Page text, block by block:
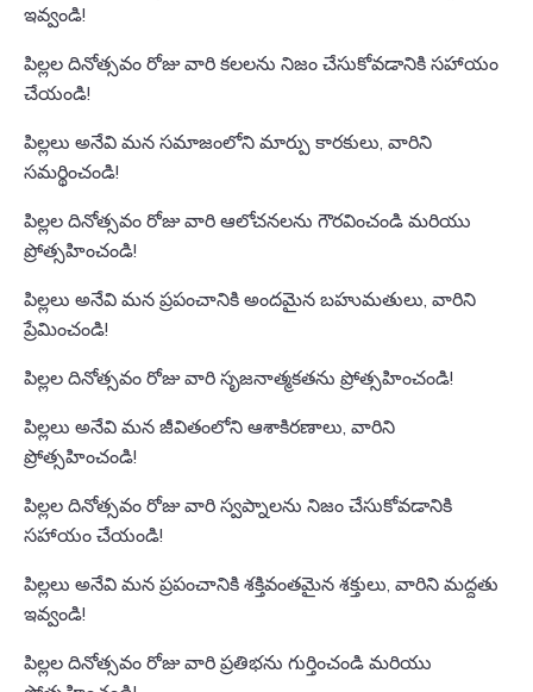
ఇవ్వండి!
పిల్లల దినోత్సవం రోజు వారి కలలను నిజం చేసుకోవడానికి సహాయం
చేయండి!
పిల్లలు అనేవి మన సమాజంలోని మార్పు కారకులు, వారిని
సమర్థించండి!
పిల్లల దినోత్సవం రోజు వారి ఆలోచనలను గౌరవించండి మరియు
ప్రోత్సహించండి!
పిల్లలు అనేవి మన ప్రపంచానికి అందమైన బహుమతులు, వారిని
ప్రేమించండి!
పిల్లల దినోత్సవం రోజు వారి సృజనాత్మకతను ప్రోత్సహించండి!
పిల్లలు అనేవి మన జీవితంలోని ఆశాకిరణాలు, వారిని
ప్రోత్సహించండి!
పిల్లల దినోత్సవం రోజు వారి స్వప్నాలను నిజం చేసుకోవడానికి
సహాయం చేయండి!
పిల్లలు అనేవి మన ప్రపంచానికి శక్తివంతమైన శక్తులు, వారిని మద్దతు
ఇవ్వండి!
పిల్లల దినోత్సవం రోజు వారి ప్రతిభను గుర్తించండి మరియు